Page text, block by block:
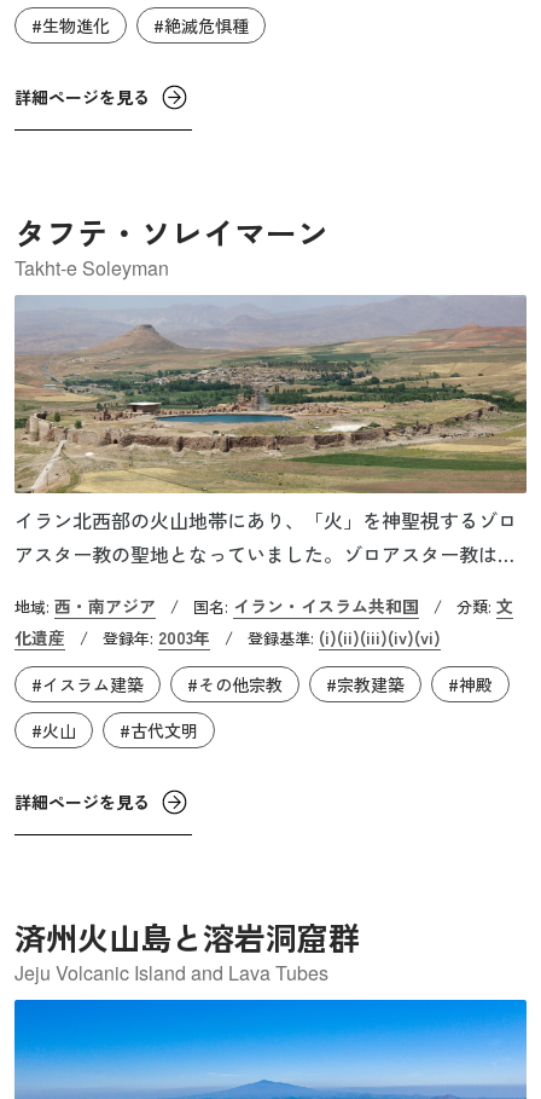
行しており、すでに島の面積は半減しています。今後さら
に3分の2が浸食され、最終的には最も安定した中心部のみ
が残ると予想されています。自然の力によって生み出され
たこの島は、同じく自然の力によって姿を変え続けていま
#生物進化
#絶滅危惧種
詳細ページを見る
タフテ・ソレイマーン
Takht-e Soleyman
イラン北西部の火山地帯にあり、「火」を神聖視するゾロ
アスター教の聖地となっていました。ゾロアスター教は世
シア時代にはすでに信仰されており、その後のササン朝ペ
ルシア時代には国教となりました。タフテ・ソレイマーン
には国家的祭祀を行った聖なる拝火壇「アザル・ゴシュナ
スブ」がおかれ、聖地として発展しました。歴代のササン
朝の王は王位を受け継ぐ際に、この場所で火を捧げたと言
われています。
地域: 西・南アジア / 国名: イラン・イスラム共和国 / 分類: 文
化遺産
/ 登録年: 2003年 / 登録基準: (i)(ii)(iii)(iv)(vi)
#イスラム建築
#その他宗教 #宗教建築
#神殿
#火山
#古代文明
詳細ページを見る
済州火山島と溶岩洞窟群
Jeju Volcanic Island and Lava Tubes